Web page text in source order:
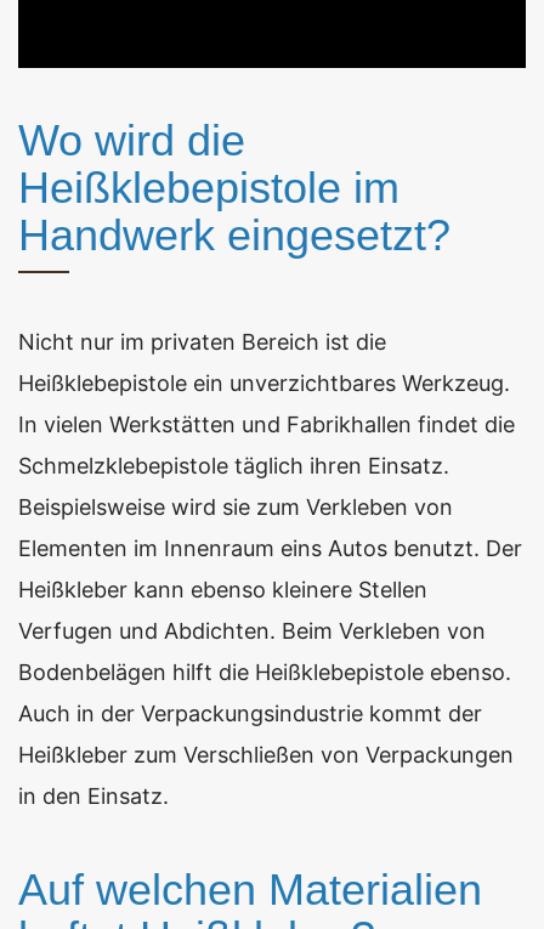
Wo wird die
Heißklebepistole im
Handwerk eingesetzt?
Nicht nur im privaten Bereich ist die
Heißklebepistole ein unverzichtbares Werkzeug.
In vielen Werkstätten und Fabrikhallen findet die
Schmelzklebepistole täglich ihren Einsatz.
Beispielsweise wird sie zum Verkleben von
Elementen im Innenraum eins Autos benutzt. Der
Heißkleber kann ebenso kleinere Stellen
Verfugen und Abdichten. Beim Verkleben von
Bodenbelägen hilft die Heißklebepistole ebenso.
Auch in der Verpackungsindustrie kommt der
Heißkleber zum Verschließen von Verpackungen
in den Einsatz.
Auf welchen Materialien